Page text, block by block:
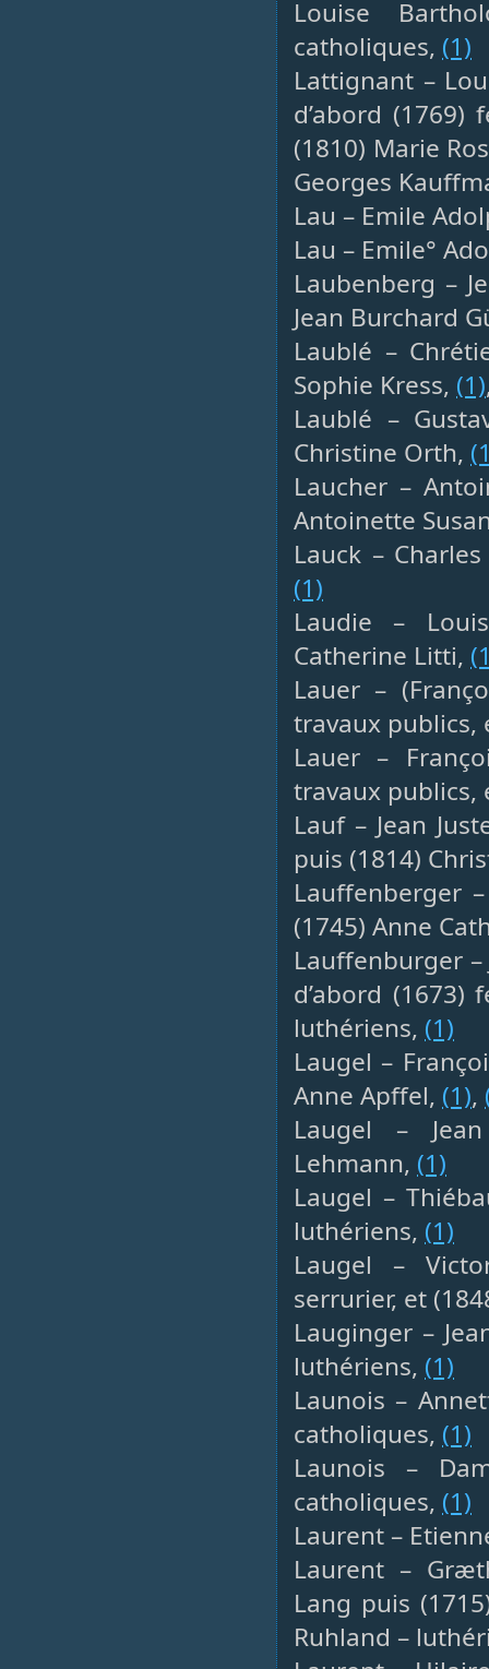
Louise
catholiques, (1)
Lattignant –
d’abord (1769)
(1810) Marie
Georges
Lau – Emile
Lau – Emile°
Laubenberg –
Jean Burchard
Laublé –
Sophie Kress, (1)
Laublé –
Christine Orth,
Laucher –
Antoinette
Lauck –
(1)
Laudie –
Catherine Litti,
Lauer –
travaux publics,
Lauer –
travaux publics,
Lauf – Jean
puis (1814)
Lauffenberger
(1745) Anne
Lauffenburger –
d’abord (1673)
luthériens, (1)
Laugel –
Anne Apffel, (1),
Laugel –
Lehmann, (1)
Laugel –
luthériens, (1)
Laugel –
serrurier, et
Lauginger –
luthériens, (1)
Launois –
catholiques, (1)
Launois –
catholiques, (1)
Laurent –
Laurent –
Lang puis
Ruhland –